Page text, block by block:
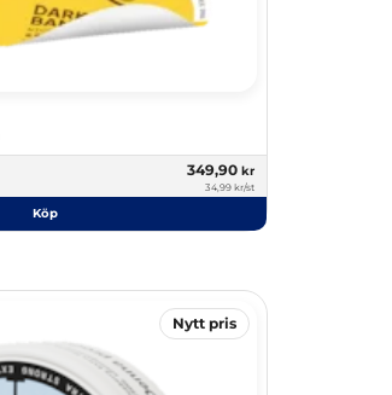
349,90 kr
34,99 kr/st
Köp
Nytt pris